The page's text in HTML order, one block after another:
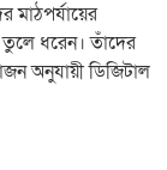
মাঠপর্যায়ের
তুলে ধরেন। তাঁদের
অনুযায়ী ডিজিটাল